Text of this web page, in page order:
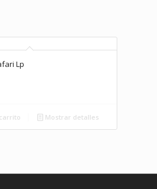
Lp
Mostrar detalles